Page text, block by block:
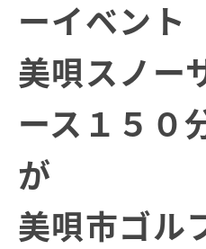
ーイベント
美唄スノー
ース１５０
が
美唄市ゴル